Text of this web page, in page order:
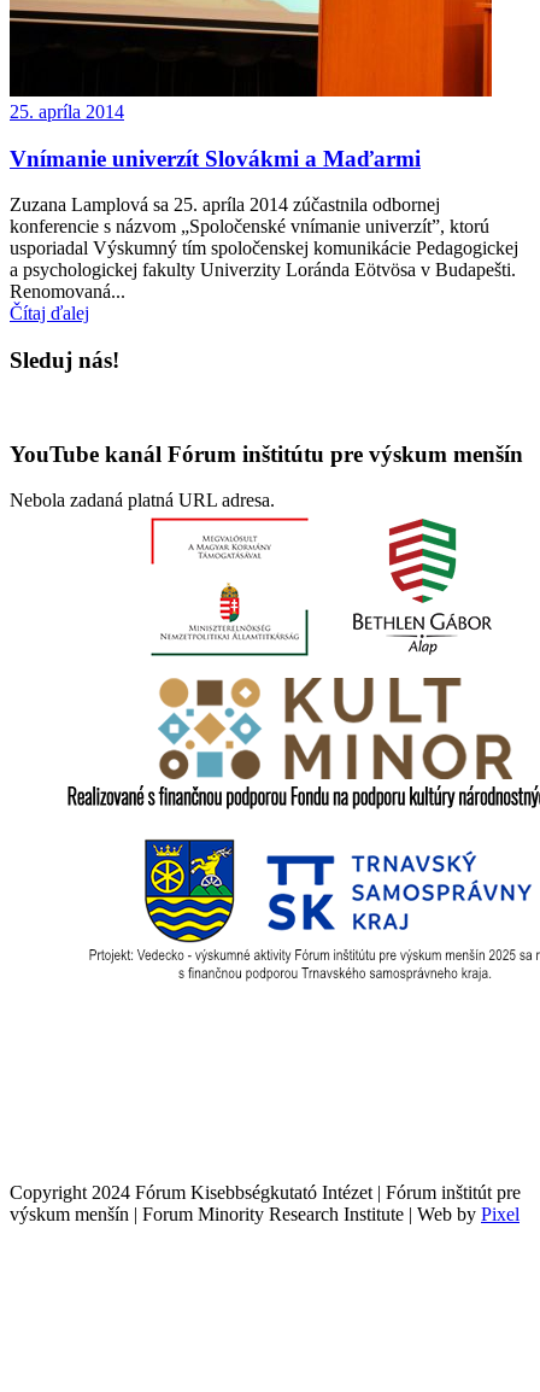
25. apríla 2014
Vnímanie univerzít Slovákmi a Maďarmi
Zuzana Lamplová sa 25. apríla 2014 zúčastnila odbornej
konferencie s názvom „Spoločenské vnímanie univerzít”, ktorú
usporiadal Výskumný tím spoločenskej komunikácie Pedagogickej
a psychologickej fakulty Univerzity Loránda Eötvösa v Budapešti.
Renomovaná...
Čítaj ďalej
Sleduj nás!
YouTube kanál Fórum inštitútu pre výskum menšín
Nebola zadaná platná URL adresa.
Copyright 2024 Fórum Kisebbségkutató Intézet | Fórum inštitút pre
výskum menšín | Forum Minority Research Institute | Web by Pixel